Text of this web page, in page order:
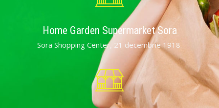
Home Garden Supermarket Sora
Sora Shopping Center, 21 decembrie 1918.